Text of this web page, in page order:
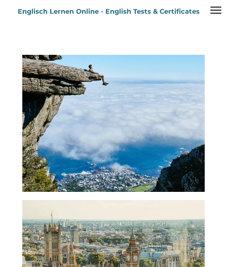
ZumEnglisch Lernen Online - English Tests & Certificates